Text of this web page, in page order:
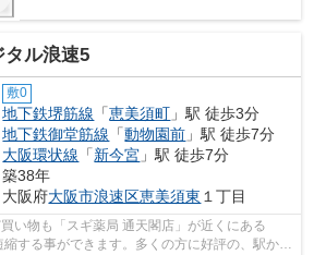
タル浪速5
敷0
地下鉄堺筋線 「恵美須町 」駅 徒歩3分
地下鉄御堂筋線 「動物園前 」駅 徒歩7分
大阪環状線 「新今宮 」駅 徒歩7分
築38年
大阪府大阪市浪速区恵美須東 １丁目
い物も「スギ薬局 通天閣店」が近くにある
する事ができます。多くの方に好評の、駅から